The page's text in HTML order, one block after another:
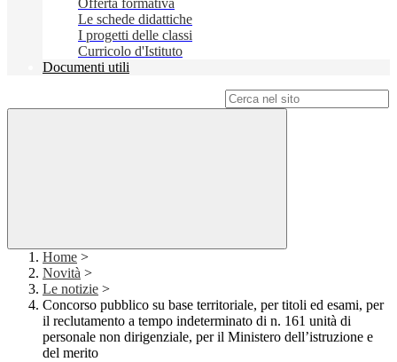
Offerta formativa
Le schede didattiche
I progetti delle classi
Curricolo d'Istituto
Documenti utili
Home >
Novità >
Le notizie >
Concorso pubblico su base territoriale, per titoli ed esami, per
il reclutamento a tempo indeterminato di n. 161 unità di
personale non dirigenziale, per il Ministero dell’istruzione e
del merito